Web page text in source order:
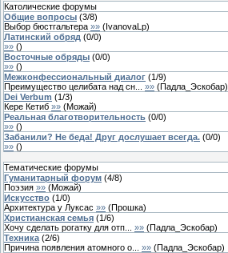
Католические форумы
Общие вопросы (3/8)
Выбор бюстгальтера »» (IvanovaLp)
Латинский обряд (0/0)
»» ()
Восточные обряды (0/0)
»» ()
Межконфессиональный диалог (1/9)
Преимущество целибата над сн...
»» (Падла_Эскобар)
Dei Verbum (1/3)
Кере Кетиб »» (Можай)
Реальная благотворительность (0/0)
»» ()
Забанили? Не беда! Друг дослушает всегда. (0/0)
»» ()
Тематические форумы
Гуманитарный форум (4/8)
Поэзия »» (Можай)
Искусство (1/0)
Архитектура у Луксас »» (Прошка)
Христианская семья (1/6)
Хочу сделать рогатку для отп...
»» (Падла_Эскобар)
Техника (2/6)
Причина появления атомного о...
»» (Падла_Эскобар)